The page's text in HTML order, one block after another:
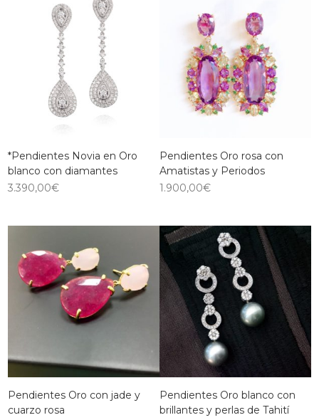
*Pendientes Novia en Oro
blanco con diamantes
3.390,00€
Pendientes Oro rosa con
Amatistas y Periodos
1.900,00€
Pendientes Oro con jade y
cuarzo rosa
Pendientes Oro blanco con
brillantes y perlas de Tahití